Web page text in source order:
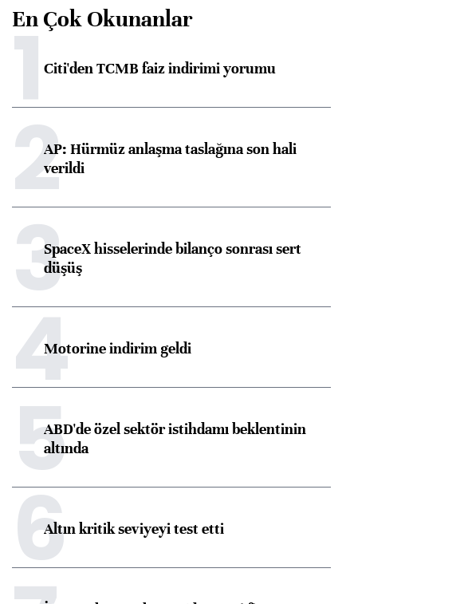
En Çok Okunanlar
1Citi'den TCMB faiz indirimi yorumu
2AP: Hürmüz anlaşma taslağına son hali
verildi
3SpaceX hisselerinde bilanço sonrası sert
düşüş
4Motorine indirim geldi
5ABD'de özel sektör istihdamı beklentinin
altında
6Altın kritik seviyeyi test etti